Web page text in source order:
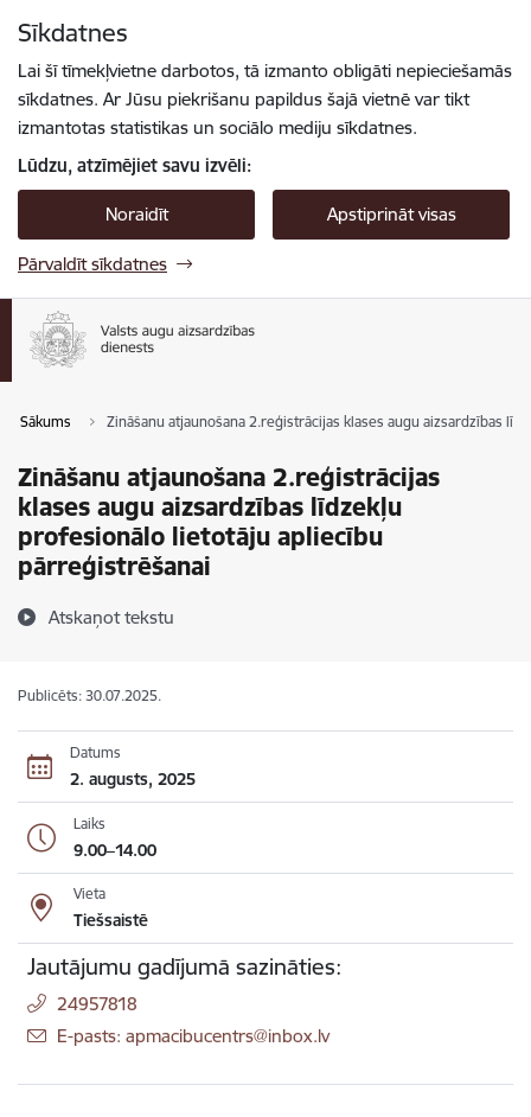
Sīkdatnes
Lai šī tīmekļvietne darbotos, tā izmanto obligāti nepieciešamās
sīkdatnes. Ar Jūsu piekrišanu papildus šajā vietnē var tikt
izmantotas statistikas un sociālo mediju sīkdatnes.
Lūdzu, atzīmējiet savu izvēli:
Noraidīt Apstiprināt visas
Pārvaldīt sīkdatnes
Sākums Zināšanu atjaunošana 2.reģistrācijas klases augu aizsardzības
Zināšanu atjaunošana 2.reģistrācijas
klases augu aizsardzības līdzekļu
profesionālo lietotāju apliecību
pārreģistrēšanai
Atskaņot tekstu
Publicēts: 30.07.2025.
Datums
2. augusts, 2025
Laiks
9.00–14.00
Vieta
Tiešsaistē
Jautājumu gadījumā sazināties:
24957818
E-pasts: apmacibucentrs@inbox.lv